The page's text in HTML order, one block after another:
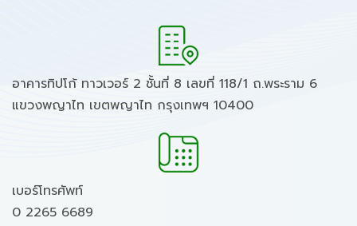
อาคารทิปโก้ ทาวเวอร์ 2 ชั้นที่ 8 เลขที่ 118/1 ถ.พระราม 6
แขวงพญาไท เขตพญาไท กรุงเทพฯ 10400
เบอร์โทรศัพท์
0 2265 6689